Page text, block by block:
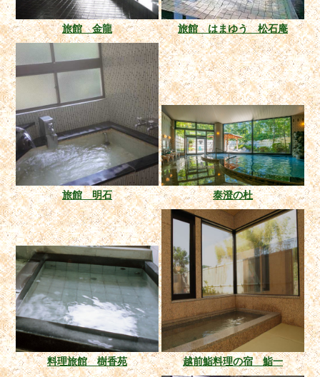
旅館 金龍 旅館 はまゆう 松石庵
旅館 明石 泰澄の杜
料理旅館 樹香苑 越前鮨料理の宿 鮨一